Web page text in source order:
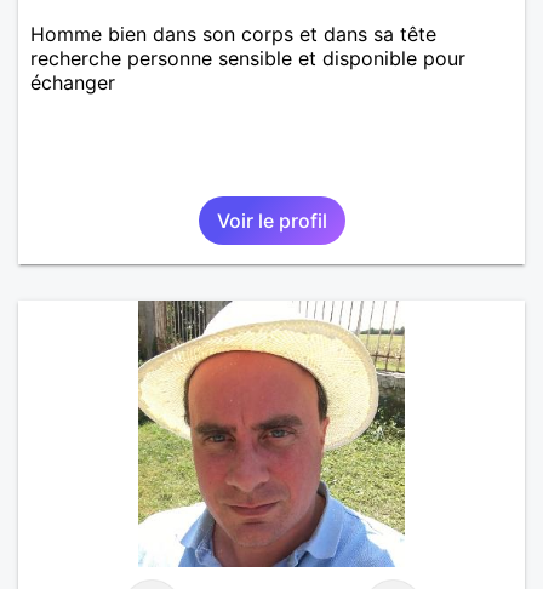
Homme bien dans son corps et dans sa tête
recherche personne sensible et disponible pour
échanger
Voir le profil